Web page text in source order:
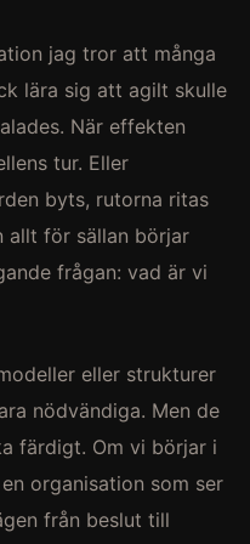
jag tror att många
lära sig att agilt skulle
När effekten
tur. Eller
byts, rutorna ritas
allt för sällan börjar
frågan: vad är vi
eller strukturer
nödvändiga. Men de
färdigt. Om vi börjar i
organisation som ser
från beslut till